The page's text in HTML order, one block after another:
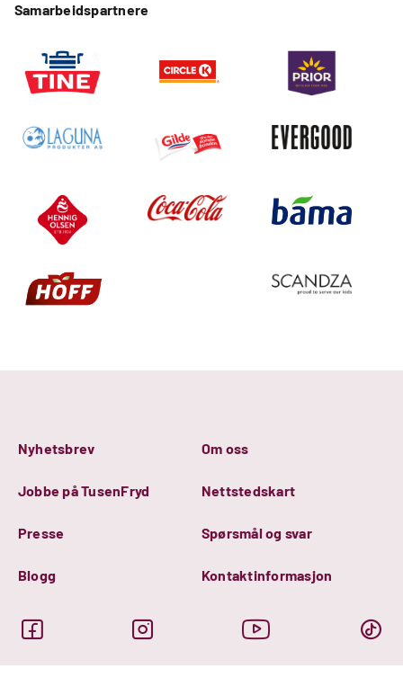
Samarbeidspartnere
Nyhetsbrev Om oss
Jobbe på TusenFryd Nettstedskart
Presse Spørsmål og svar
Blogg Kontaktinformasjon